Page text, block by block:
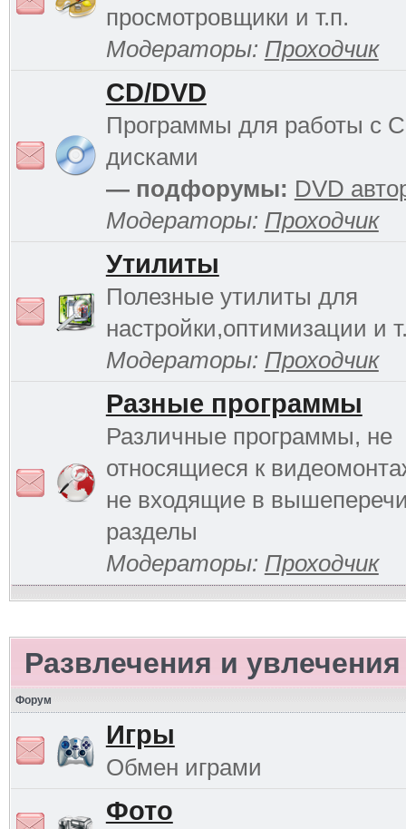
просмотровщики и т.п.
Модераторы: Проходчик
CD/DVD
Программы для работы с
дисками
— подфорумы: DVD
Модераторы: Проходчик
Утилиты
Полезные утилиты для
настройки,оптимизации и
Модераторы: Проходчик
Разные программы
Различные программы, не
относящиеся к
не входящие в
разделы
Модераторы: Проходчик
Развлечения и увлечения
Форум
Игры
Обмен играми
Фото